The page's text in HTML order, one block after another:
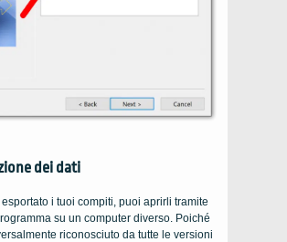
dei dati
i tuoi compiti, puoi aprirli tramite
su un computer diverso. Poiché
riconosciuto da tutte le versioni